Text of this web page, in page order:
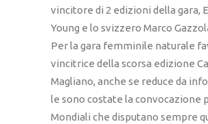
vincitore di 2 edizioni della gara,
Young e lo svizzero Marco
Per la gara femminile naturale
vincitrice della scorsa edizione
Magliano, anche se reduce da
le sono costate la convocazione
Mondiali che disputano sempre